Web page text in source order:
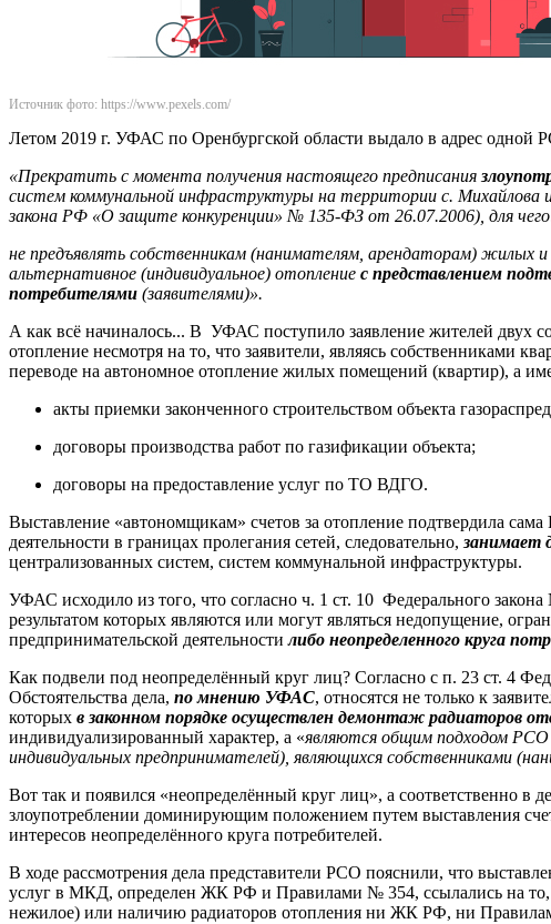
Источник фото: https://www.pexels.com/
Летом 2019 г. УФАС по Оренбургской области выдало в адрес одной
«Прекратить с момента получения настоящего предписания
систем коммунальной инфраструктуры на территории с. Михайлова
закона РФ «О защите конкуренции» № 135-ФЗ от 26.07.2006), для
не предъявлять собственникам (нанимателям, арендаторам) жилых
альтернативное (индивидуальное) отопление с представлением
потребителями (заявителями)».
А как всё начиналось... В УФАС поступило заявление жителей двух
отопление несмотря на то, что заявители, являясь собственниками
переводе на автономное отопление жилых помещений (квартир), а
акты приемки законченного строительством объекта
договоры производства работ по газификации объекта;
договоры на предоставление услуг по ТО ВДГО.
Выставление «автономщикам» счетов за отопление подтвердила
деятельности в границах пролегания сетей, следовательно, занимает
централизованных систем, систем коммунальной инфраструктуры.
УФАС исходило из того, что согласно ч. 1 ст. 10 Федерального
результатом которых являются или могут являться недопущение,
предпринимательской деятельностилибо неопределенного круга
Как подвели под неопределённый круг лиц? Согласно с п. 23 ст. 4
Обстоятельства дела, по мнению УФАС, относятся не только к
которых в законном порядке осуществлен демонтаж радиаторов
индивидуализированный характер, а «являются общим подходом РСО
индивидуальных предпринимателей), являющихся собственниками
Вот так и появился «неопределённый круг лиц», а соответственно
злоупотреблении доминирующим положением путем выставления
интересов неопределённого круга потребителей.
В ходе рассмотрения дела представители РСО пояснили, что
услуг в МКД, определен ЖК РФ и Правилами № 354, ссылались на
нежилое) или наличию радиаторов отопления ни ЖК РФ, ни